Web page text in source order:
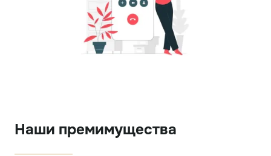
Наши премимущества